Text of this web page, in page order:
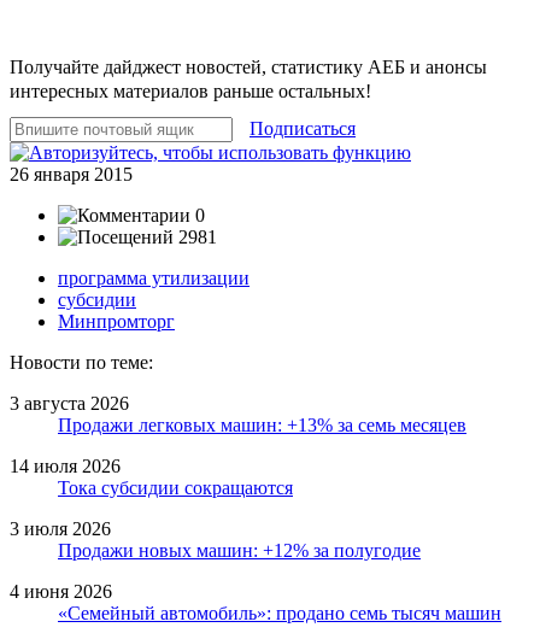
Получайте дайджест новостей, статистику АЕБ и анонсы
интересных материалов раньше остальных!
Подписаться
26 января 2015
0
2981
программа утилизации
субсидии
Минпромторг
Новости по теме:
3 августа 2026
Продажи легковых машин: +13% за семь месяцев
14 июля 2026
Тока субсидии сокращаются
3 июля 2026
Продажи новых машин: +12% за полугодие
4 июня 2026
«Семейный автомобиль»: продано семь тысяч машин